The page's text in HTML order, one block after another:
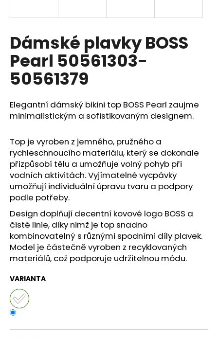
Dámské plavky BOSS
Pearl 50561303-
50561379
Elegantní dámský bikini top BOSS Pearl zaujme
minimalistickým a sofistikovaným designem.
Top je vyroben z jemného, pružného a
rychleschnoucího materiálu, který se dokonale
přizpůsobí tělu a umožňuje volný pohyb při
vodních aktivitách. Vyjímatelné vycpávky
umožňují individuální úpravu tvaru a podpory
podle potřeby.
Design doplňují decentní kovové logo BOSS a
čisté linie, díky nimž je top snadno
kombinovatelný s různými spodními díly plavek.
Model je částečně vyroben z recyklovaných
materiálů, což podporuje udržitelnou módu.
VARIANTA
í
t
?
HLEDAT
D
o
p
o
r
u
č
u
j
e
m
e